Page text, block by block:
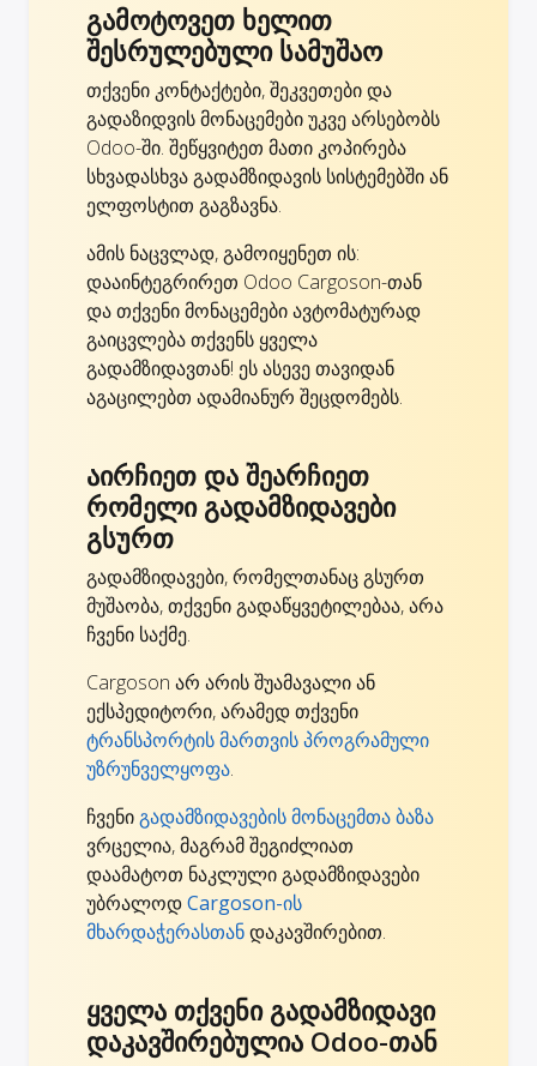
გამოტოვეთ ხელით
შესრულებული სამუშაო
თქვენი კონტაქტები, შეკვეთები და
გადაზიდვის მონაცემები უკვე არსებობს
Odoo-ში. შეწყვიტეთ მათი კოპირება
სხვადასხვა გადამზიდავის სისტემებში ან
ელფოსტით გაგზავნა.
ამის ნაცვლად, გამოიყენეთ ის:
დააინტეგრირეთ Odoo Cargoson-თან
და თქვენი მონაცემები ავტომატურად
გაიცვლება თქვენს ყველა
გადამზიდავთან! ეს ასევე თავიდან
აგაცილებთ ადამიანურ შეცდომებს.
აირჩიეთ და შეარჩიეთ
რომელი გადამზიდავები
გსურთ
გადამზიდავები, რომელთანაც გსურთ
მუშაობა, თქვენი გადაწყვეტილებაა, არა
ჩვენი საქმე.
Cargoson არ არის შუამავალი ან
ექსპედიტორი, არამედ თქვენი
ტრანსპორტის მართვის პროგრამული
უზრუნველყოფა.
ჩვენიგადამზიდავების მონაცემთა ბაზა
ვრცელია, მაგრამ შეგიძლიათ
დაამატოთ ნაკლული გადამზიდავები
უბრალოდCargoson-ის
მხარდაჭერასთანდაკავშირებით.
ყველა თქვენი გადამზიდავი
დაკავშირებულია Odoo-თან